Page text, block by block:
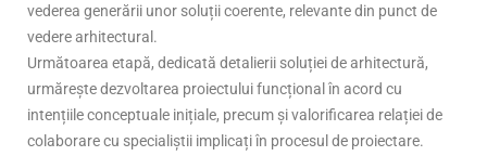
vederea generării unor soluții coerente, relevante din punct de
vedere arhitectural.
Următoarea etapă, dedicată detalierii soluției de arhitectură,
urmărește dezvoltarea proiectului funcțional în acord cu
intențiile conceptuale inițiale, precum și valorificarea relației de
colaborare cu specialiștii implicați în procesul de proiectare.